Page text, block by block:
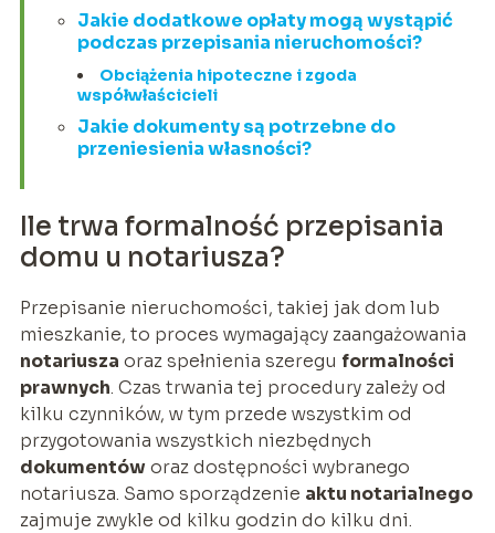
Jakie dodatkowe opłaty mogą wystąpić
podczas przepisania nieruchomości?
Obciążenia hipoteczne i zgoda
współwłaścicieli
Jakie dokumenty są potrzebne do
przeniesienia własności?
Ile trwa formalność przepisania
domu u notariusza?
Przepisanie nieruchomości, takiej jak dom lub
mieszkanie, to proces wymagający zaangażowania
notariusza oraz spełnienia szeregu formalności
prawnych. Czas trwania tej procedury zależy od
kilku czynników, w tym przede wszystkim od
przygotowania wszystkich niezbędnych
dokumentóworaz dostępności wybranego
notariusza. Samo sporządzenie aktu notarialnego
zajmuje zwykle od kilku godzin do kilku dni.